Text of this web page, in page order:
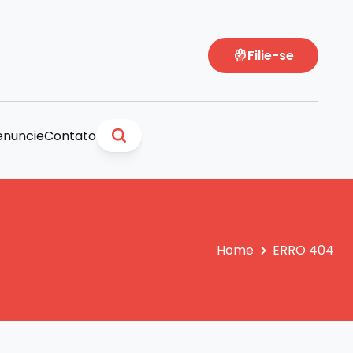
Filie-se
Contato
Home ERRO 404